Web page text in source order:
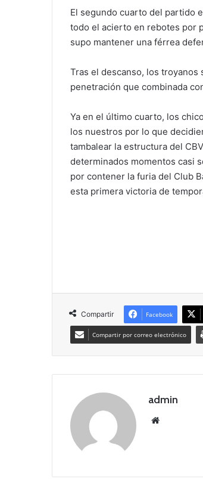
El segundo cuarto del partido
todo el acierto en rebotes por
supo mantener una férrea
Tras el descanso, los
penetración que combinada
Ya en el último cuarto, los
los nuestros por lo que
tambalear la estructura del
determinados momentos casi
por contener la furia del Club
esta primera victoria de
Compartir Facebook
Compartir por correo electrónico
admin